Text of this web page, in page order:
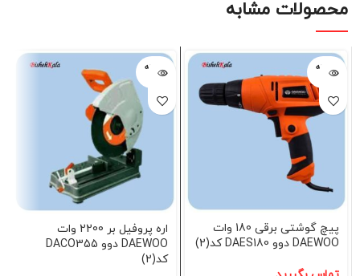
محصولات مشابه
فروخته
شده
پیچ گوشتی برقی 180 وات
DAEWOO دوو DAES180 کد(2)
فروخته
شده
اره پروفیل بر 2200 وات
DAEWOO دوو DACO355
کد(2)